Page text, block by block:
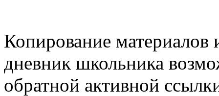
Копирование материалов
дневник школьника
обратной активной